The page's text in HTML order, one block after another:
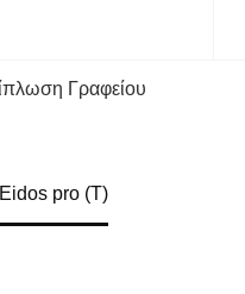
Eidos pro (T)